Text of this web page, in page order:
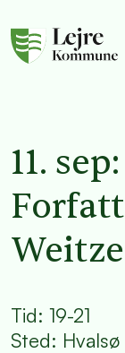
11.
Weitze
Tid: 19-21
Sted: